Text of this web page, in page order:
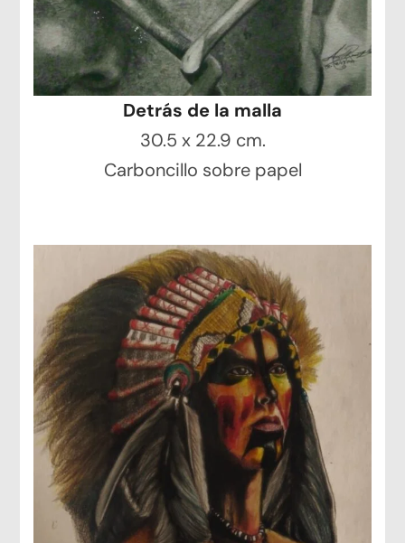
Detrás de la malla
30.5 x 22.9 cm.
Carboncillo sobre papel